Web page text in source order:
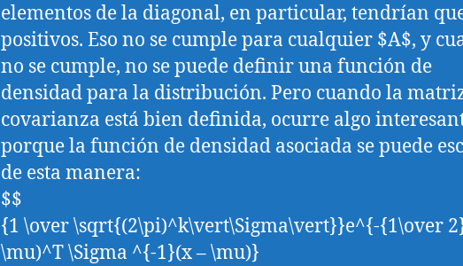
elementos de la diagonal, en particular, tendrían
positivos. Eso no se cumple para cualquier $A$, y
no se cumple, no se puede definir una función de
densidad para la distribución. Pero cuando la
covarianza está bien definida, ocurre algo
porque la función de densidad asociada se puede
de esta manera:
$$
{1 \over \sqrt{(2\pi)^k\vert\Sigma\vert}}e^{-{1\over
\mu)^T \Sigma ^{-1}(x – \mu)}